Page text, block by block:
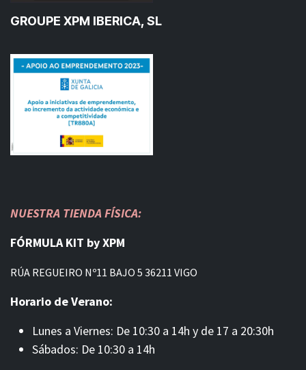
GROUPE XPM IBERICA, SL
NUESTRA TIENDA FÍSICA:
FÓRMULA KIT by XPM
RÚA REGUEIRO Nº11 BAJO 5 36211 VIGO
Horario de Verano:
Lunes a Viernes: De 10:30 a 14h y de 17 a 20:30h
Sábados: De 10:30 a 14h